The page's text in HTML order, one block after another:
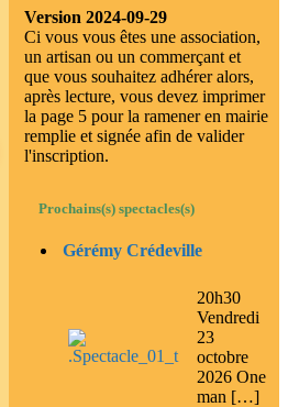
Version 2024-09-29
Ci vous vous êtes une association,
un artisan ou un commerçant et
que vous souhaitez adhérer alors,
après lecture, vous devez imprimer
la page 5 pour la ramener en mairie
remplie et signée afin de valider
l'inscription.
Prochains(s) spectacles(s)
Gérémy Crédeville
20h30
Vendredi
23
octobre
2026 One
man […]